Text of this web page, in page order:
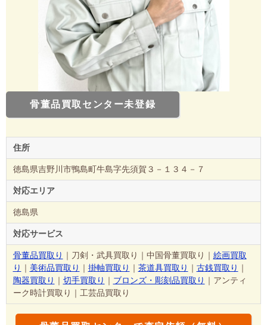
骨董品買取センター未登録
住所
徳島県吉野川市鴨島町牛島字先須賀３－１３４－７
対応エリア
徳島県
対応サービス
骨董品買取り ｜刀剣・武具買取り｜中国骨董買取り｜ 絵画買取
り ｜ 美術品買取り ｜ 掛軸買取り ｜ 茶道具買取り ｜ 古銭買取り ｜
陶器買取り ｜ 切手買取り ｜ ブロンズ・彫刻品買取り ｜アンティ
ーク時計買取り｜工芸品買取り